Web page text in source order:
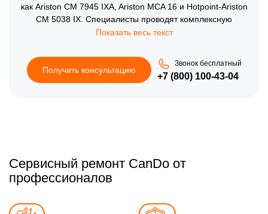
как Ariston CM 7945 IXA, Ariston MCA 16 и Hotpoint-Ariston
CM 5038 IX. Специалисты проводят комплексную
диагностику, восстанавливают работу термоблока,
с учетом жесткости московской воды по техническим
нормативам производителя. Применяются оригинальные
комплектующие, рассчитанные на длительную
Сервисный ремонт кофемашин Аристон осуществляется
на месте установки без обязательной транспортировки
техники в мастерскую.
Получить консультацию
Звонок бесплатный
+7 (800) 100-43-04
Сервисный ремонт CanDo от
профессионалов